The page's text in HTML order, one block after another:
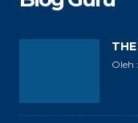
Oleh